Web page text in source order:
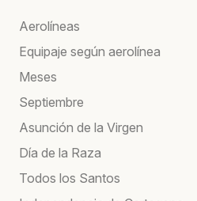
Aerolíneas
Equipaje según aerolínea
Meses
Septiembre
Asunción de la Virgen
Día de la Raza
Todos los Santos